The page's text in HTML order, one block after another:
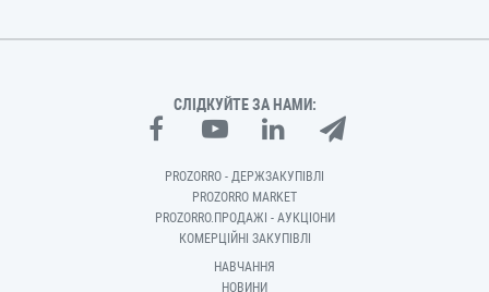
СЛІДКУЙТЕ ЗА НАМИ:
PROZORRO - ДЕРЖЗАКУПІВЛІ
PROZORRO MARKET
PROZORRO.ПРОДАЖІ - АУКЦІОНИ
КОМЕРЦІЙНІ ЗАКУПІВЛІ
НАВЧАННЯ
НОВИНИ